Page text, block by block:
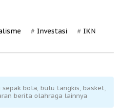
Investasi IKN
bola, bulu tangkis, basket,
berita olahraga lainnya